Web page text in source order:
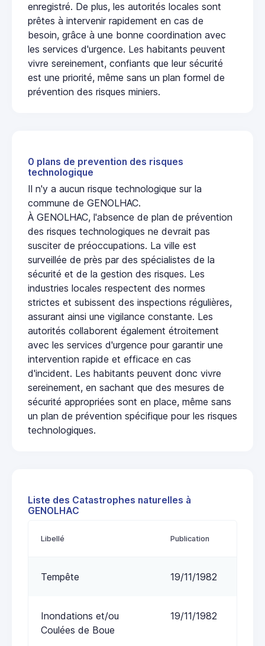
enregistré. De plus, les autorités locales sont
prêtes à intervenir rapidement en cas de
besoin, grâce à une bonne coordination avec
les services d'urgence. Les habitants peuvent
vivre sereinement, confiants que leur sécurité
est une priorité, même sans un plan formel de
prévention des risques miniers.
0 plans de prevention des risques
technologique
Il n'y a aucun risque technologique sur la
commune de GENOLHAC.
À GENOLHAC, l'absence de plan de prévention
des risques technologiques ne devrait pas
susciter de préoccupations. La ville est
surveillée de près par des spécialistes de la
sécurité et de la gestion des risques. Les
industries locales respectent des normes
strictes et subissent des inspections régulières,
assurant ainsi une vigilance constante. Les
autorités collaborent également étroitement
avec les services d'urgence pour garantir une
intervention rapide et efficace en cas
d'incident. Les habitants peuvent donc vivre
sereinement, en sachant que des mesures de
sécurité appropriées sont en place, même sans
un plan de prévention spécifique pour les risques
technologiques.
Liste des Catastrophes naturelles à
GENOLHAC
Libellé Publication
Tempête 19/11/1982
Inondations et/ou
Coulées de Boue
19/11/1982